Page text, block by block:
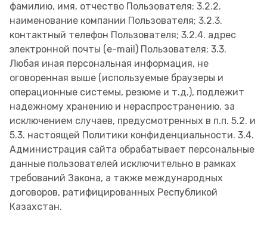
фамилию, имя, отчество Пользователя; 3.2.2.
наименование компании Пользователя; 3.2.3.
контактный телефон Пользователя; 3.2.4. адрес
электронной почты (e-mail) Пользователя; 3.3.
Любая иная персональная информация, не
оговоренная выше (используемые браузеры и
операционные системы, резюме и т.д.), подлежит
надежному хранению и нераспространению, за
исключением случаев, предусмотренных в п.п. 5.2. и
5.3. настоящей Политики конфиденциальности. 3.4.
Администрация сайта обрабатывает персональные
данные пользователей исключительно в рамках
требований Закона, а также международных
договоров, ратифицированных Республикой
Казахстан.